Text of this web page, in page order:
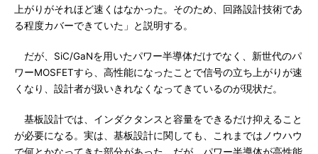
上がりがそれほど速くはなかった。そのため、回路設計技術であ
る程度カバーできていた」と説明する。
だが、SiC/GaNを用いたパワー半導体だけでなく、新世代のパ
ワーMOSFETすら、高性能になったことで信号の立ち上がりが速
くなり、設計者が扱いきれなくなってきているのが現状だ。
基板設計では、インダクタンスと容量をできるだけ抑えること
が必要になる。実は、基板設計に関しても、これまではノウハウ